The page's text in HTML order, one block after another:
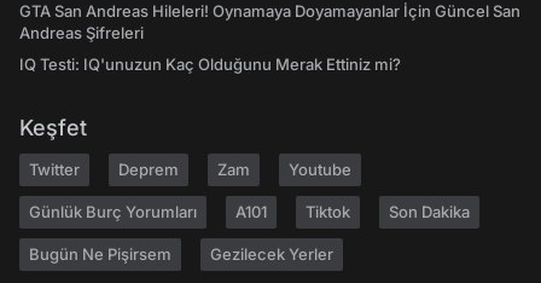
GTA San Andreas Hileleri! Oynamaya Doyamayanlar İçin Güncel San
Andreas Şifreleri
IQ Testi: IQ'unuzun Kaç Olduğunu Merak Ettiniz mi?
Keşfet
Twitter Deprem Zam Youtube
Günlük Burç Yorumları A101 Tiktok Son Dakika
Bugün Ne Pişirsem Gezilecek Yerler